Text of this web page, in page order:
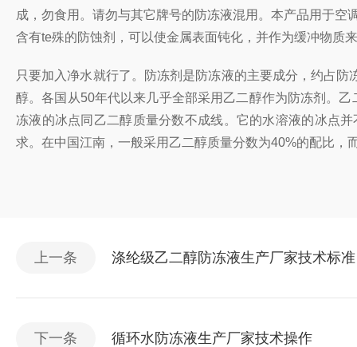
成，勿食用。请勿与其它牌号的防冻液混用。本产品用于
含有te殊的防蚀剂，可以使金属表面钝化，并作为缓冲物质
只要加入净水就行了。防冻剂是防冻液的主要成分，约占
醇。各国从50年代以来几乎全部采用乙二醇作为防冻剂。
冻液的冰点同乙二醇质量分数不成线。它的水溶液的冰点
求。在中国江南，一般采用乙二醇质量分数为40%的配比，
上一条 涤纶级乙二醇防冻液生产厂家技术标准
下一条 循环水防冻液生产厂家技术操作